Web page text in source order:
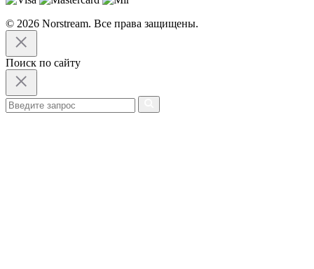
© 2026 Norstream. Все права защищены.
Поиск по сайту